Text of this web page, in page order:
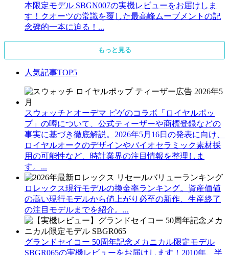
本限定モデル SBGN007の実機レビューをお届けしま
す！クオーツの常識を覆した最高峰ムーブメントの記
念碑的一本に迫る！...
もっと見る
人気記事TOP5
スウォッチとオーデマ ピゲのコラボ「ロイヤルポッ
プ」の噂について、公式ティーザーや商標登録などの
事実に基づき徹底解説。2026年5月16日の発表に向け、
ロイヤルオークのデザインやバイオセラミック素材採
用の可能性など、時計業界の注目情報を整理しま
す。...
ロレックス現行モデルの換金率ランキング。資産価値
の高い現行モデルから値上がり必至の新作、生産終了
の注目モデルまでを紹介。...
グランドセイコー 50周年記念メカニカル限定モデル
SBGR065の実機レビューをお届けします！2010年、半